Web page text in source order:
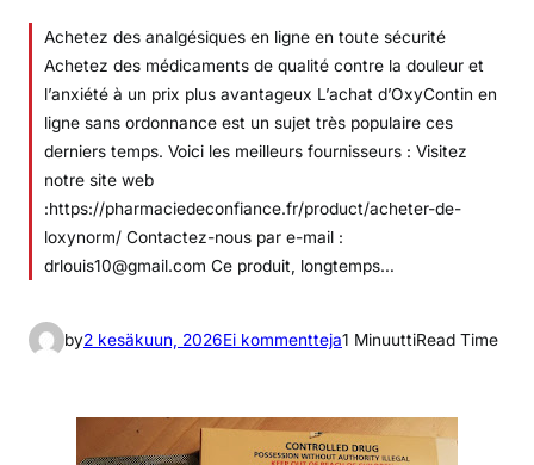
Achetez des analgésiques en ligne en toute sécurité
Achetez des médicaments de qualité contre la douleur et
l’anxiété à un prix plus avantageux L’achat d’OxyContin en
ligne sans ordonnance est un sujet très populaire ces
derniers temps. Voici les meilleurs fournisseurs : Visitez
notre site web
:https://pharmaciedeconfiance.fr/product/acheter-de-
loxynorm/ Contactez-nous par e-mail :
drlouis10@gmail.com Ce produit, longtemps…
by2 kesäkuun, 2026Ei kommenttejaa
k
1 MinuuttiRead Time